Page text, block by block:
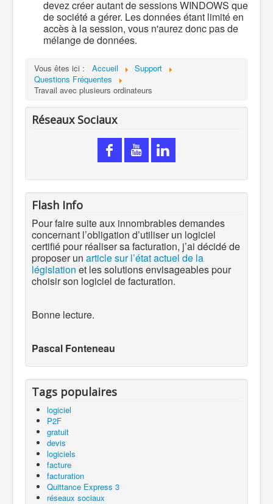
devez créer autant de sessions WINDOWS que
de société a gérer. Les données étant limité en
accès à la session, vous n'aurez donc pas de
mélange de données.
Vous êtes ici : Accueil
Support
Questions Fréquentes
Travail avec plusieurs ordinateurs
Réseaux Sociaux
Flash Info
Pour faire suite aux innombrables demandes
concernant l’obligation d’utiliser un logiciel
certifié pour réaliser sa facturation, j’ai décidé de
proposer un article sur l’état actuel de la
législation et les solutions envisageables pour
choisir son logiciel de facturation.
Bonne lecture.
Pascal Fonteneau
Tags populaires
logiciel
P2F
gratuit
devis
logiciels
facture
facturation
Quittance Express 3
réseaux sociaux